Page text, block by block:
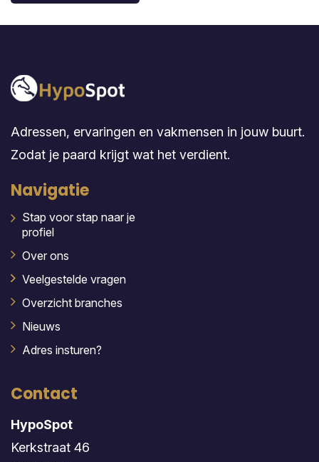
Adressen, ervaringen en vakmensen in jouw buurt.
Zodat je paard krijgt wat het verdient.
Navigatie
Stap voor stap naar je
profiel
Over ons
Veelgestelde vragen
Overzicht branches
Nieuws
Adres insturen?
Contact
HypoSpot
Kerkstraat 46